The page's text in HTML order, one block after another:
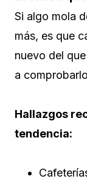
Si algo mola
más, es que
nuevo del
a
Hallazgos
tendencia: